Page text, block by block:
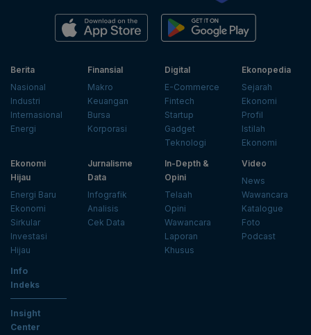
Berita
Nasional
Industri
Internasional
Energi
Finansial
Makro
Keuangan
Bursa
Korporasi
Digital
E-Commerce
Fintech
Startup
Gadget
Teknologi
Ekonopedia
Sejarah
Ekonomi
Profil
Istilah
Ekonomi
Ekonomi
Hijau
Energi Baru
Ekonomi
Sirkular
Investasi
Hijau
Jurnalisme
Data
Infografik
Analisis
Cek Data
In-Depth &
Opini
Telaah
Opini
Wawancara
Laporan
Khusus
Video
News
Wawancara
Katalogue
Foto
Podcast
Info
Indeks
Insight
Center